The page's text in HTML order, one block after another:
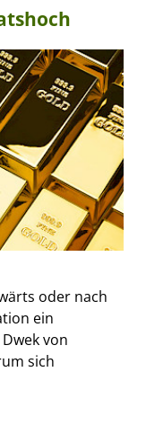
oder nach
ein
von
sich